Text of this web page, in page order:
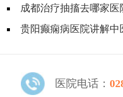
成都治疗抽搐去哪家
哪些危害?
贵阳癫痫病医院讲解
医院电话：